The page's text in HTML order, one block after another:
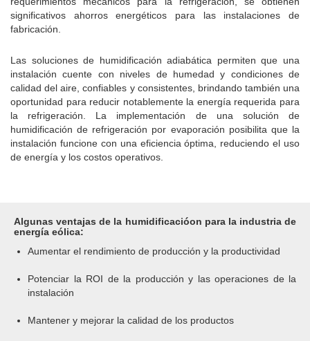
significativos ahorros energéticos para las instalaciones de
fabricación.
Las soluciones de humidificación adiabática permiten que una
instalación cuente con niveles de humedad y condiciones de
calidad del aire, confiables y consistentes, brindando también una
oportunidad para reducir notablemente la energía requerida para
la refrigeración. La implementación de una solución de
humidificación de refrigeración por evaporación posibilita que la
instalación funcione con una eficiencia óptima, reduciendo el uso
de energía y los costos operativos.
Algunas ventajas de la humidificacióon para la industria de
energía eólica:
Aumentar el rendimiento de producción y la productividad
Potenciar la ROI de la producción y las operaciones de la
instalación
Mantener y mejorar la calidad de los productos